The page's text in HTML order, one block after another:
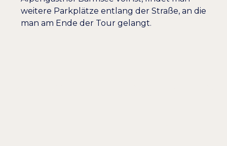
weitere Parkplätze entlang der Straße, an die
man am Ende der Tour gelangt.